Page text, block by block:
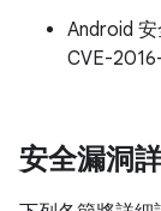
Android
CVE-
安全漏洞